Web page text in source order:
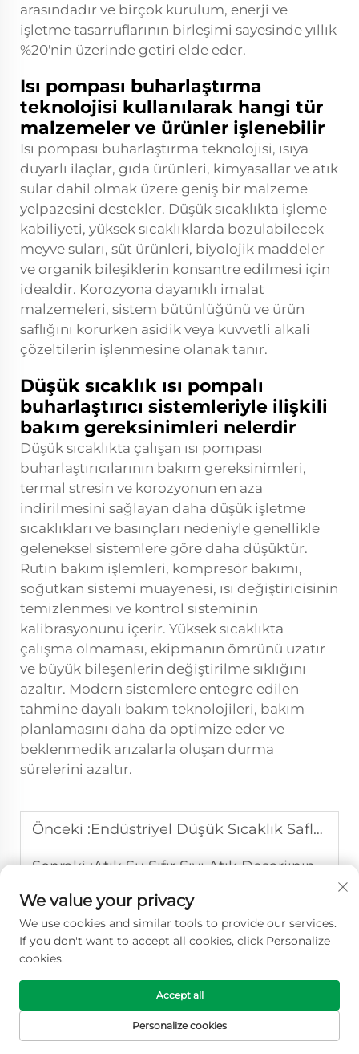
arasındadır ve birçok kurulum, enerji ve
işletme tasarruflarının birleşimi sayesinde yıllık
%20'nin üzerinde getiri elde eder.
Isı pompası buharlaştırma
teknolojisi kullanılarak hangi tür
malzemeler ve ürünler işlenebilir
Isı pompası buharlaştırma teknolojisi, ısıya
duyarlı ilaçlar, gıda ürünleri, kimyasallar ve atık
sular dahil olmak üzere geniş bir malzeme
yelpazesini destekler. Düşük sıcaklıkta işleme
kabiliyeti, yüksek sıcaklıklarda bozulabilecek
meyve suları, süt ürünleri, biyolojik maddeler
ve organik bileşiklerin konsantre edilmesi için
idealdir. Korozyona dayanıklı imalat
malzemeleri, sistem bütünlüğünü ve ürün
saflığını korurken asidik veya kuvvetli alkali
çözeltilerin işlenmesine olanak tanır.
Düşük sıcaklık ısı pompalı
buharlaştırıcı sistemleriyle ilişkili
bakım gereksinimleri nelerdir
Düşük sıcaklıkta çalışan ısı pompası
buharlaştırıcılarının bakım gereksinimleri,
termal stresin ve korozyonun en aza
indirilmesini sağlayan daha düşük işletme
sıcaklıkları ve basınçları nedeniyle genellikle
geleneksel sistemlere göre daha düşüktür.
Rutin bakım işlemleri, kompresör bakımı,
soğutkan sistemi muayenesi, ısı değiştiricisinin
temizlenmesi ve kontrol sisteminin
kalibrasyonunu içerir. Yüksek sıcaklıkta
çalışma olmaması, ekipmanın ömrünü uzatır
ve büyük bileşenlerin değiştirilme sıklığını
azaltır. Modern sistemlere entegre edilen
tahmine dayalı bakım teknolojileri, bakım
planlamasını daha da optimize eder ve
beklenmedik arızalarla oluşan durma
sürelerini azaltır.
Önceki :Endüstriyel Düşük Sıcaklık Saflaştırma Ekstraksiyon Sistemleri
Sonraki :Atık Su Sıfır Sıvı Atık Deşarjının En İyi 5 Faydası
ANA SAYFA ÜRÜNLER E-POSTA TEL
We value your privacy
We use cookies and similar tools to provide our services.
If you don't want to accept all cookies, click Personalize
cookies.
Personalize cookies
Accept all